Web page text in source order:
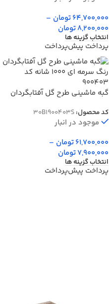
64,700,000تومان –
8,200,000تومان
انتخاب گزینه ها
پرداخت پیش‌پرداخت
گبه ماشینی طرح گل آفتابگردان
900403
کد محصول:30B1900403S
موجود در انبار
61,700,000تومان –
7,900,000تومان
انتخاب گزینه ها
پرداخت پیش‌پرداخت